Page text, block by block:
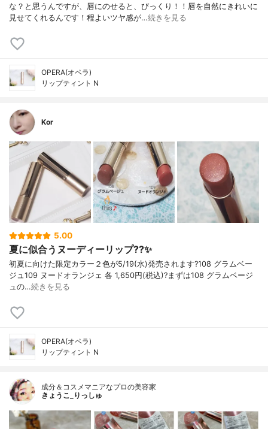
な？と思うんですが、唇にのせると、びっくり！！唇を自然にきれいに
見せてくれるんです！程よいツヤ感が…続きを見る
OPERA(オペラ)
リップティント N
Kor
5.00
夏に似合うヌーディーリップ??✨
初夏に向けた限定カラー２色が5/19(水)発売されます?108 グラムベー
ジュ109 ヌードオランジェ 各 1,650円(税込)?まずは108 グラムベージ
ュの…続きを見る
OPERA(オペラ)
リップティント N
成分＆コスメマニアなプロの美容家
きょうこ_りっしゅ